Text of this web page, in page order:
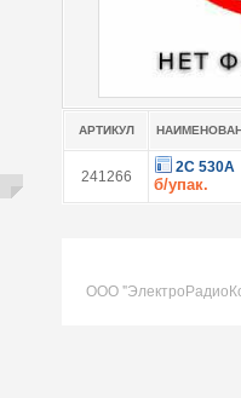
АРТИКУЛ
241266
2С 530А
б/упак.
ООО